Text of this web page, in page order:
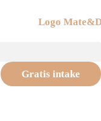
Gratis intake